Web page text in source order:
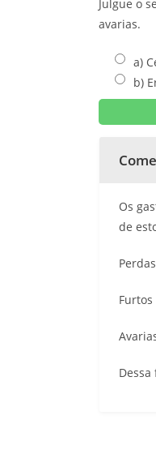
Julgue o
avarias.
a)
b)
Os
de